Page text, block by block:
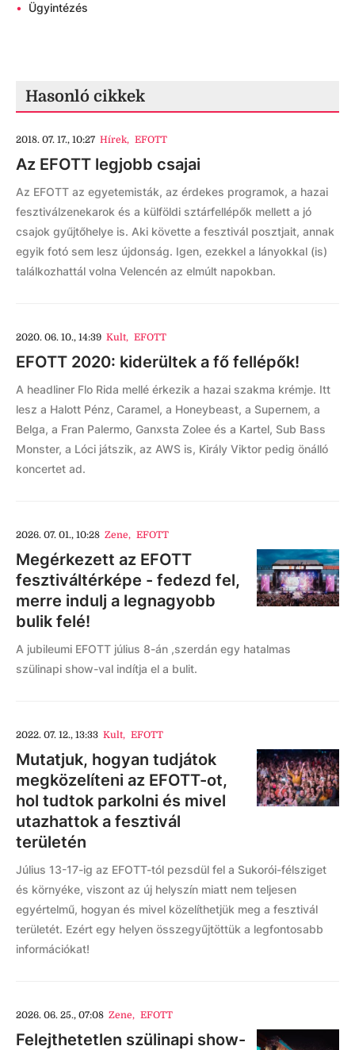
• Ügyintézés
Hasonló cikkek
2018. 07. 17., 10:27 Hírek, EFOTT
Az EFOTT legjobb csajai
Az EFOTT az egyetemisták, az érdekes programok, a hazai
fesztiválzenekarok és a külföldi sztárfellépők mellett a jó
csajok gyűjtőhelye is. Aki követte a fesztivál posztjait, annak
egyik fotó sem lesz újdonság. Igen, ezekkel a lányokkal (is)
találkozhattál volna Velencén az elmúlt napokban.
2020. 06. 10., 14:39 Kult, EFOTT
EFOTT 2020: kiderültek a fő fellépők!
A headliner Flo Rida mellé érkezik a hazai szakma krémje. Itt
lesz a Halott Pénz, Caramel, a Honeybeast, a Supernem, a
Belga, a Fran Palermo, Ganxsta Zolee és a Kartel, Sub Bass
Monster, a Lóci játszik, az AWS is, Király Viktor pedig önálló
koncertet ad.
2026. 07. 01., 10:28 Zene, EFOTT
Megérkezett az EFOTT
fesztiváltérképe - fedezd fel,
merre indulj a legnagyobb
bulik felé!
A jubileumi EFOTT július 8-án ,szerdán egy hatalmas
szülinapi show-val indítja el a bulit.
2022. 07. 12., 13:33 Kult, EFOTT
Mutatjuk, hogyan tudjátok
megközelíteni az EFOTT-ot,
hol tudtok parkolni és mivel
utazhattok a fesztivál
területén
Július 13-17-ig az EFOTT-tól pezsdül fel a Sukorói-félsziget
és környéke, viszont az új helyszín miatt nem teljesen
egyértelmű, hogyan és mivel közelíthetjük meg a fesztivál
területét. Ezért egy helyen összegyűjtöttük a legfontosabb
információkat!
2026. 06. 25., 07:08 Zene, EFOTT
Felejthetetlen szülinapi show-